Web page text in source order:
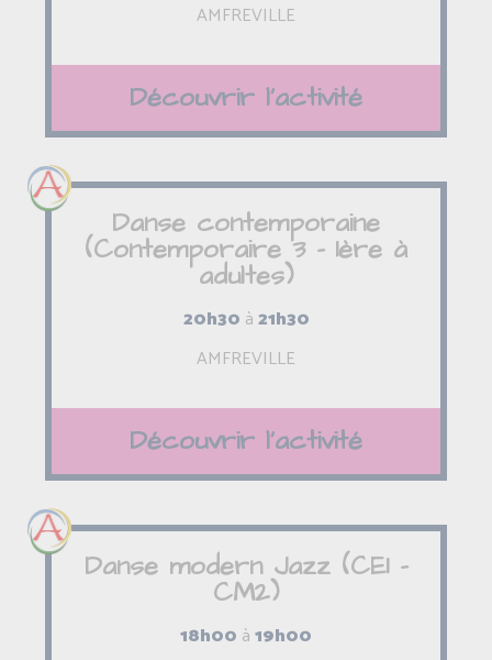
AMFREVILLE
Découvrir l'activité
Danse contemporaine
(Contemporaire 3 - 1ère à
adultes)
20h30 à21h30
AMFREVILLE
Découvrir l'activité
Danse modern Jazz (CE1 -
CM2)
18h00 à19h00